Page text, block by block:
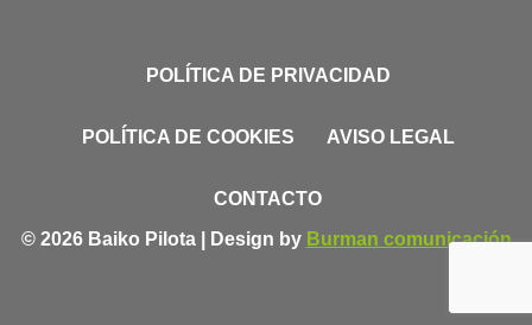
POLÍTICA DE PRIVACIDAD
POLÍTICA DE COOKIES AVISO LEGAL
CONTACTO
© 2026 Baiko Pilota | Design by Burman comunicación